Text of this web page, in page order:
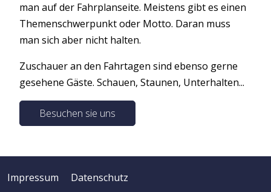
man auf der Fahrplanseite. Meistens gibt es einen
Themenschwerpunkt oder Motto. Daran muss
man sich aber nicht halten.
Zuschauer an den Fahrtagen sind ebenso gerne
gesehene Gäste. Schauen, Staunen, Unterhalten...
Besuchen sie uns
Impressum Datenschutz